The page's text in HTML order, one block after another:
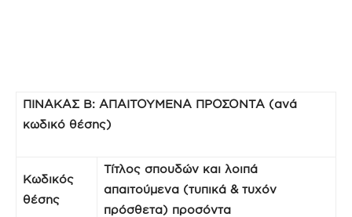
ΠΙΝΑΚΑΣ Β: ΑΠΑΙΤΟΥΜΕΝΑ ΠΡΟΣΟΝΤΑ (ανά
κωδικό θέσης)
Κωδικός
θέσης
Τίτλος σπουδών και λοιπά
απαιτούμενα (τυπικά & τυχόν
πρόσθετα) προσόντα